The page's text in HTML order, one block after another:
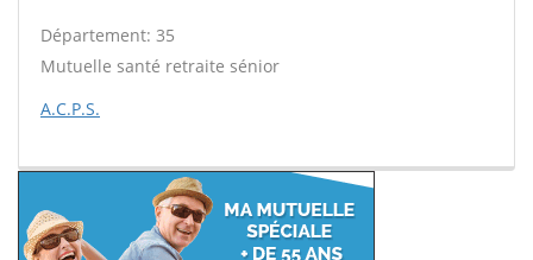
Département: 35
Mutuelle santé retraite sénior
A.C.P.S.